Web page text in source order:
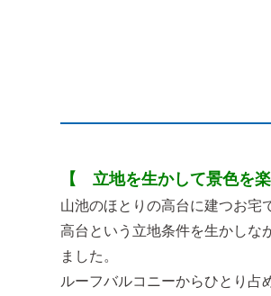
【 立地を生かして景色を
山池のほとりの高台に建つお宅
高台という立地条件を生かしな
ました。
ルーフバルコニーからひとり占